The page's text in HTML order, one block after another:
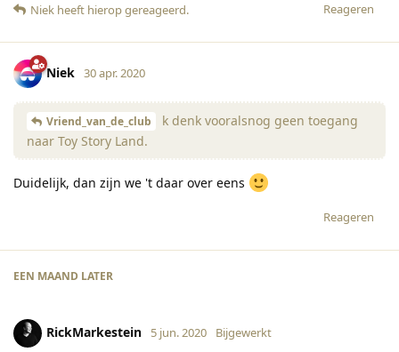
Reageren
Niek heeft hierop gereageerd.
Niek 30 apr. 2020
Vriend_van_de_club
k denk vooralsnog geen toegang
naar Toy Story Land.
Duidelijk, dan zijn we 't daar over eens
Reageren
EEN MAAND LATER
RickMarkestein 5 jun. 2020 Bijgewerkt